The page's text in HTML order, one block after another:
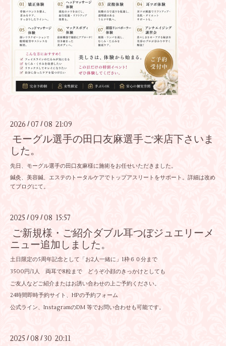
2026 /07 / 08 21:09
モーグル選手の田口友麻選手ご来店下さいま
した。
先日、モーグル選手の田口友麻様に施術をお任せいただきました。
鍼灸、美容鍼、エステのトータルケアでトップアスリートをサポート。詳細は改め
てブログにて。
2025 / 09 /08 15:57
ご新規様・ご紹介ダブル耳つぼジュエリーメ
ニュー追加しました。
土日限定の5周年記念として「お2人一緒に」1枠６０分まで
3500円/1人 両耳で8粒まで どうぞ小顔のきっかけとしても
ご友人などご紹介またはお誘い合わせの上ご予約ください。
24時間即時予約サイト、HPの予約フォーム
公式ライン、InstagramのDM 等でお問い合わせも可能です。
2025 / 08 / 30 20:11